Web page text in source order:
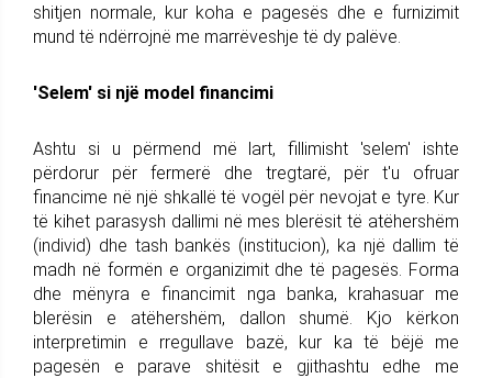
shitjen normale, kur koha e pagesës dhe e furnizimit
mund të ndërrojnë me marrëveshje të dy palëve.
'Selem' si një model financimi
Ashtu si u përmend më lart, fillimisht 'selem' ishte
përdorur për fermerë dhe tregtarë, për t'u ofruar
financime në një shkallë të vogël për nevojat e tyre. Kur
të kihet parasysh dallimi në mes blerësit të atëhershëm
(individ) dhe tash bankës (institucion), ka një dallim të
madh në formën e organizimit dhe të pagesës. Forma
dhe mënyra e financimit nga banka, krahasuar me
blerësin e atëhershëm, dallon shumë. Kjo kërkon
interpretimin e rregullave bazë, kur ka të bëjë me
pagesën e parave shitësit e gjithashtu edhe me